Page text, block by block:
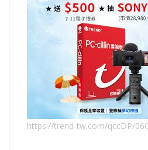
https://trend-tw.com/qccDP/